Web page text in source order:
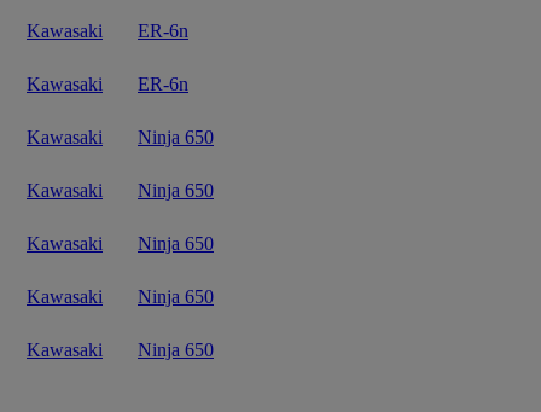
Kawasaki ER-6n
Kawasaki ER-6n
Kawasaki Ninja 650
Kawasaki Ninja 650
Kawasaki Ninja 650
Kawasaki Ninja 650
Kawasaki Ninja 650